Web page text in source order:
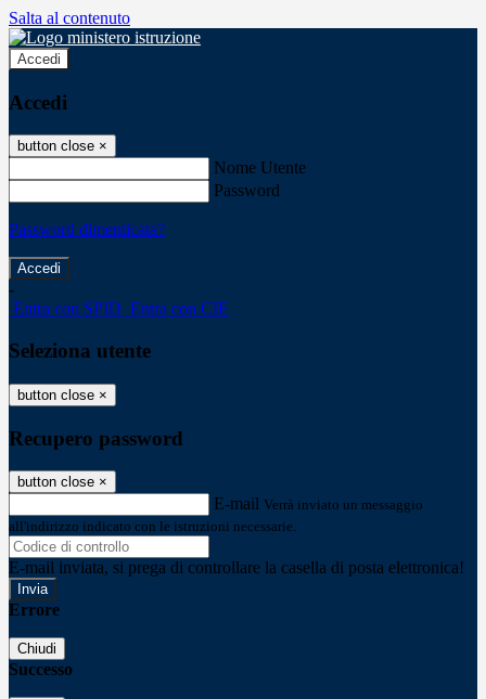
Salta al contenuto
Accedi
Accedi
button close ×
Nome Utente
Password
Password dimenticata?
-
Entra con SPID Entra con CIE
Seleziona utente
button close ×
Recupero password
button close ×
E-mail Verrà inviato un messaggio
all'indirizzo indicato con le istruzioni necessarie.
E-mail inviata, si prega di controllare la casella di posta elettronica!
Errore
Chiudi
Successo